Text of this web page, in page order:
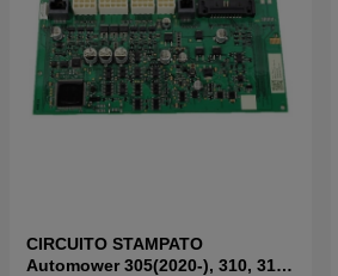
CIRCUITO STAMPATO
Automower 305(2020-), 310, 315